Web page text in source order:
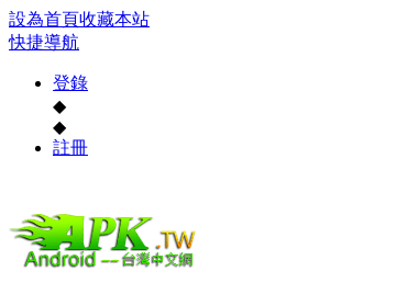
設為首頁收藏本站
快捷導航
登錄
◆
◆
註冊